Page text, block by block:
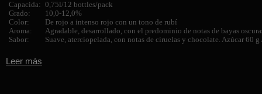
Capacida: 0,75l/12 bottles/pack
Grado:
10,0-12,0%
Color:
De rojo a intenso rojo con un tono de rubí
Aroma:
Agradable, desarrollado, con el predominio de notas de bayas
Sabor:
Suave, aterciopelada, con notas de ciruelas y chocolate. Azúcar 60 g
Leer más